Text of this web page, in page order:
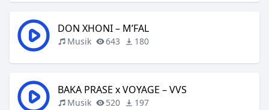
DON XHONI – M’FAL
Musik 643 180
BAKA PRASE x VOYAGE – VVS
Musik 520 197